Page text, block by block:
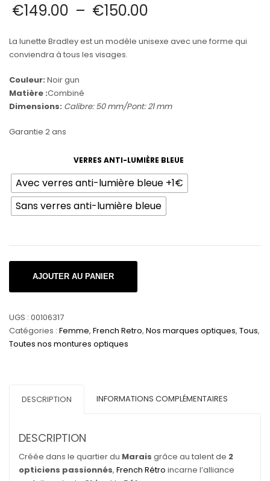
€149.00 – €150.00
La lunette Bradley est un modèle unisexe avec une forme qui
conviendra à tous les visages.
Couleur: Noir gun
Matière :Combiné
Dimensions: Calibre: 50 mm/Pont: 21 mm
Garantie 2 ans
VERRES ANTI-LUMIÈRE BLEUE
Avec verres anti-lumière bleue +1€
Sans verres anti-lumière bleue
French
|
BRADLEY
AJOUTER AU PANIER
UGS : 00106317
Catégories : Femme, French Retro, Nos marques optiques, Tous,
Toutes nos montures optiques
DESCRIPTION INFORMATIONS COMPLÉMENTAIRES
DESCRIPTION
Créée dans le quartier du Marais grâce au talent de 2
opticiens passionnés, French Rétro incarne l’alliance